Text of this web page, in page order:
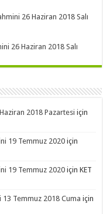
26 Haziran 2018 Salı
26 Haziran 2018 Salı
2018 Pazartesi için
19 Temmuz 2020 için
19 Temmuz 2020 içinKET
Temmuz 2018 Cuma için